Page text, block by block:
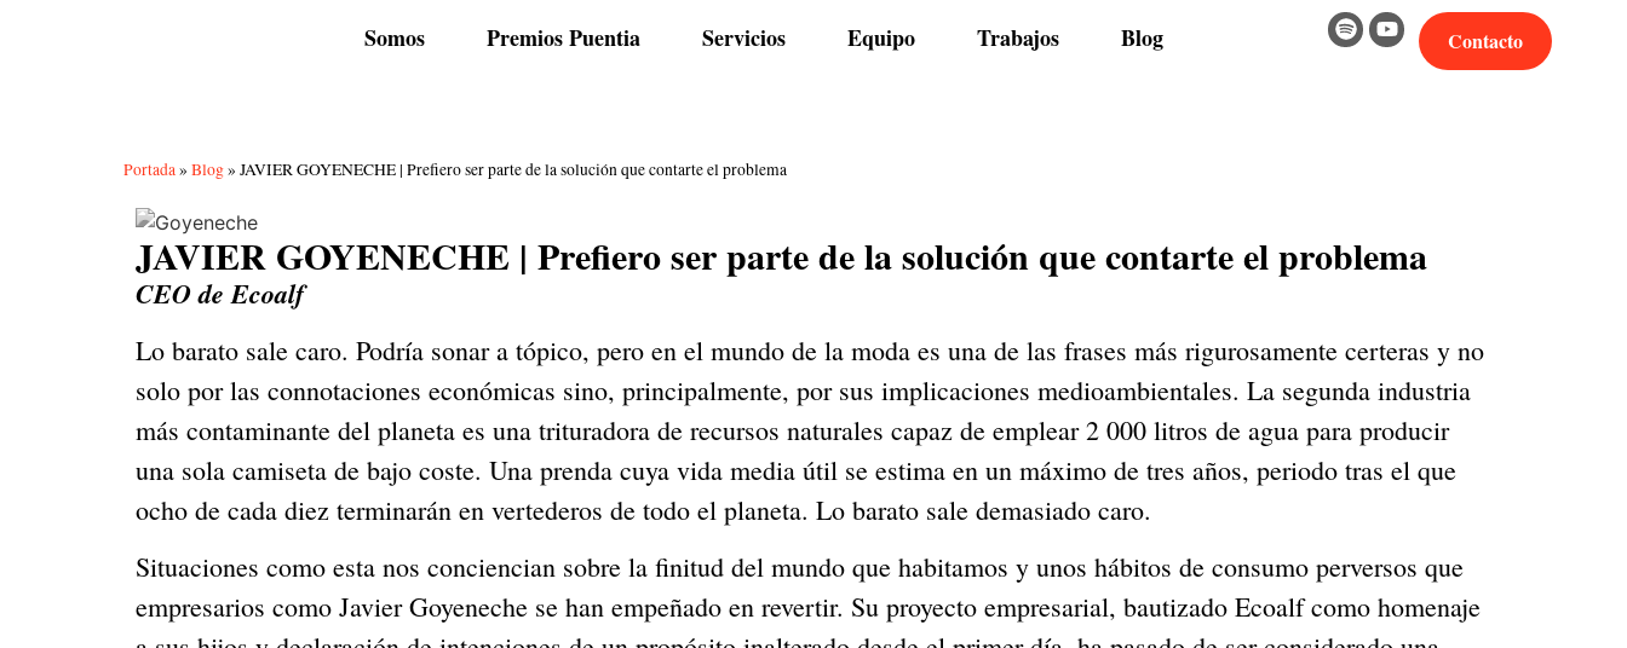
Somos Premios Puentia Servicios Equipo Trabajos Blog Contacto
Portada» Blog» JAVIER GOYENECHE | Prefiero ser parte de la solución que contarte el problema
JAVIER GOYENECHE | Prefiero ser parte de la solución que contarte el problema
CEO de Ecoalf
Lo barato sale caro. Podría sonar a tópico, pero en el mundo de la moda es una de las frases más rigurosamente certeras y no
solo por las connotaciones económicas sino, principalmente, por sus implicaciones medioambientales. La segunda industria
más contaminante del planeta es una trituradora de recursos naturales capaz de emplear 2 000 litros de agua para producir
una sola camiseta de bajo coste. Una prenda cuya vida media útil se estima en un máximo de tres años, periodo tras el que
ocho de cada diez terminarán en vertederos de todo el planeta. Lo barato sale demasiado caro.
Situaciones como esta nos conciencian sobre la finitud del mundo que habitamos y unos hábitos de consumo perversos que
empresarios como Javier Goyeneche se han empeñado en revertir. Su proyecto empresarial, bautizado Ecoalf como homenaje